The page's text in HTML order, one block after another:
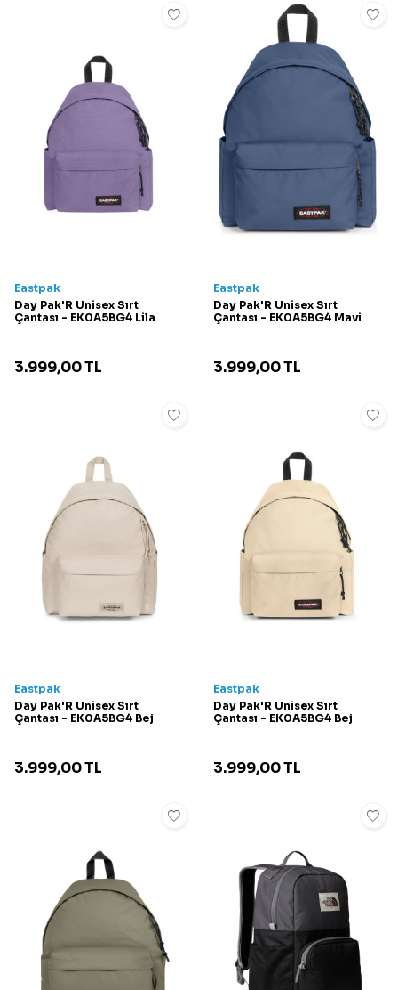
Eastpak
Day Pak'R Unisex Sırt
Çantası - EK0A5BG4 Lila
3.999,00TL
Eastpak
Day Pak'R Unisex Sırt
Çantası - EK0A5BG4 Mavi
3.999,00TL
Eastpak
Day Pak'R Unisex Sırt
Çantası - EK0A5BG4 Bej
3.999,00TL
Eastpak
Day Pak'R Unisex Sırt
Çantası - EK0A5BG4 Bej
3.999,00TL